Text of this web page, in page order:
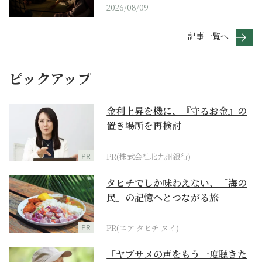
2026/08/09
記事一覧へ
ピックアップ
PR
金利上昇を機に、『守るお金』の
置き場所を再検討
PR(株式会社北九州銀行)
PR
タヒチでしか味わえない、「海の
民」の記憶へとつながる旅
PR(エア タヒチ ヌイ)
「ヤブサメの声をもう一度聴きた